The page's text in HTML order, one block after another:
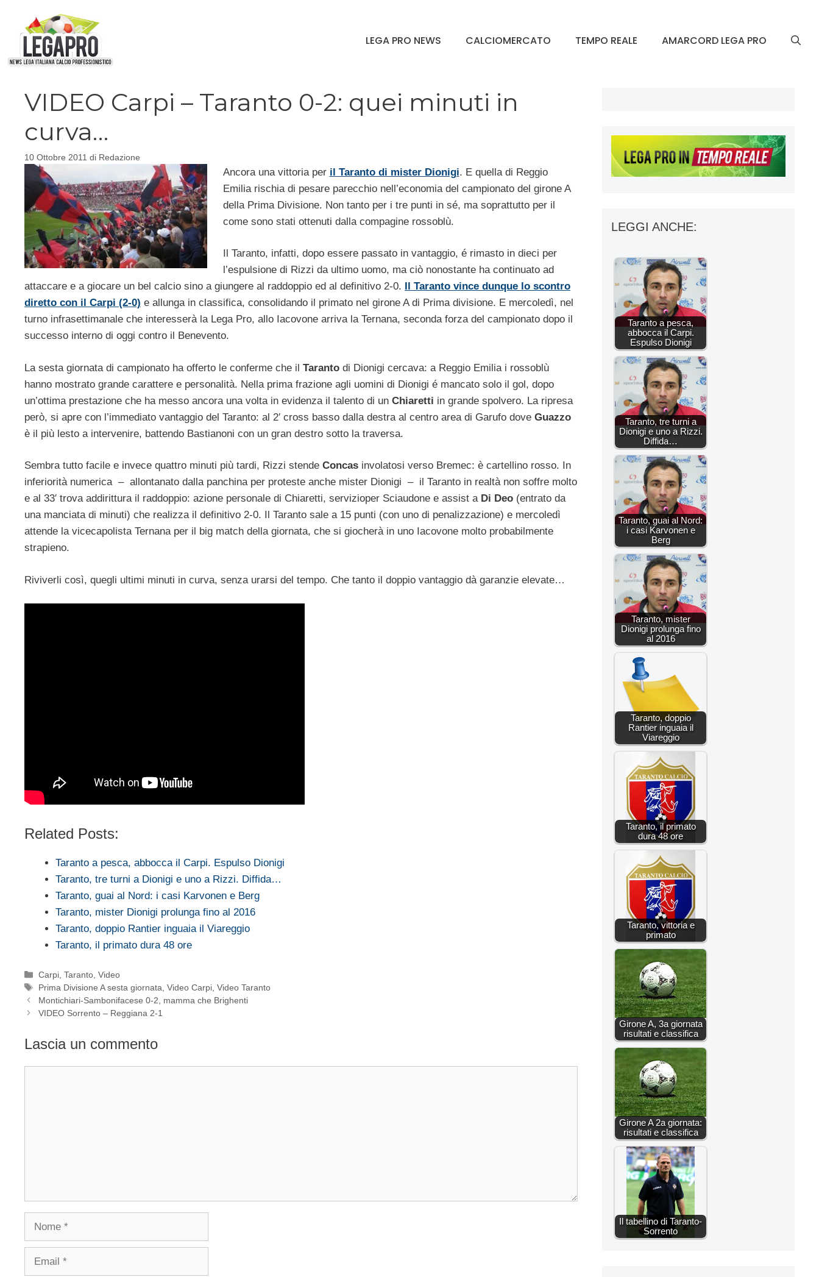
contenuto
LEGA PRO NEWS CALCIOMERCATO TEMPO REALE AMARCORD LEGA PRO
VIDEO Carpi – Taranto 0-2: quei minuti in
curva…
10 Ottobre 2011 di Redazione
Ancora una vittoria per il Taranto di mister Dionigi. E quella di Reggio
Emilia rischia di pesare parecchio nell’economia del campionato del girone A
della Prima Divisione. Non tanto per i tre punti in sé, ma soprattutto per il
come sono stati ottenuti dalla compagine rossoblù.
Il Taranto, infatti, dopo essere passato in vantaggio, é rimasto in dieci per
l’espulsione di Rizzi da ultimo uomo, ma ciò nonostante ha continuato ad
attaccare e a giocare un bel calcio sino a giungere al raddoppio ed al definitivo 2-0. Il Taranto vince dunque lo scontro
diretto con il Carpi (2-0) e allunga in classifica, consolidando il primato nel girone A di Prima divisione. E mercoledì, nel
turno infrasettimanale che interesserà la Lega Pro, allo Iacovone arriva la Ternana, seconda forza del campionato dopo il
successo interno di oggi contro il Benevento.
La sesta giornata di campionato ha offerto le conferme che il Taranto di Dionigi cercava: a Reggio Emilia i rossoblù
hanno mostrato grande carattere e personalità. Nella prima frazione agli uomini di Dionigi é mancato solo il gol, dopo
un’ottima prestazione che ha messo ancora una volta in evidenza il talento di un Chiaretti in grande spolvero. La ripresa
però, si apre con l’immediato vantaggio del Taranto: al 2′ cross basso dalla destra al centro area di Garufo dove Guazzo
è il più lesto a intervenire, battendo Bastianoni con un gran destro sotto la traversa.
Sembra tutto facile e invece quattro minuti più tardi, Rizzi stende Concas involatosi verso Bremec: è cartellino rosso. In
inferiorità numerica – allontanato dalla panchina per proteste anche mister Dionigi – il Taranto in realtà non soffre molto
e al 33′ trova addirittura il raddoppio: azione personale di Chiaretti, servizioper Sciaudone e assist a Di Deo (entrato da
una manciata di minuti) che realizza il definitivo 2-0. Il Taranto sale a 15 punti (con uno di penalizzazione) e mercoledì
attende la vicecapolista Ternana per il big match della giornata, che si giocherà in uno Iacovone molto probabilmente
strapieno.
Riviverli così, quegli ultimi minuti in curva, senza urarsi del tempo. Che tanto il doppio vantaggio dà garanzie elevate…
Related Posts:
Taranto a pesca, abbocca il Carpi. Espulso Dionigi
Taranto, tre turni a Dionigi e uno a Rizzi. Diffida…
Taranto, guai al Nord: i casi Karvonen e Berg
Taranto, mister Dionigi prolunga fino al 2016
Taranto, doppio Rantier inguaia il Viareggio
Taranto, il primato dura 48 ore
Categorie
Carpi ,Taranto ,Video
Tag
Prima Divisione A sesta giornata ,Video Carpi ,Video Taranto
Montichiari-Sambonifacese 0-2, mamma che Brighenti
VIDEO Sorrento – Reggiana 2-1
Lascia un commento
LEGGI ANCHE:
Taranto a pesca,
abbocca il Carpi.
Espulso Dionigi
Taranto, tre turni a
Dionigi e uno a Rizzi.
Diffida…
Taranto, guai al Nord:
i casi Karvonen e
Berg
Taranto, mister
Dionigi prolunga fino
al 2016
Taranto, doppio
Rantier inguaia il
Viareggio
Taranto, il primato
dura 48 ore
Taranto, vittoria e
primato
Girone A, 3a giornata
risultati e classifica
Girone A 2a giornata:
risultati e classifica
Il tabellino di Taranto-
Sorrento